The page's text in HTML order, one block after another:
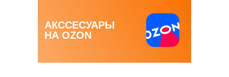
АКССЕСУАРЫ
НА OZON